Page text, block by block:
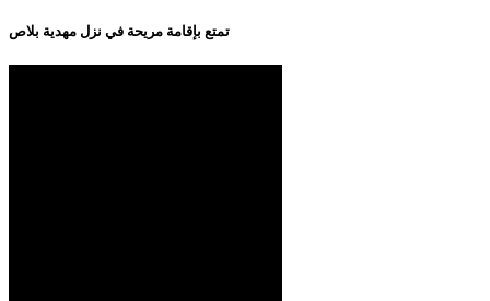
تمتع بإقامة مريحة في نزل مهدية بلاص